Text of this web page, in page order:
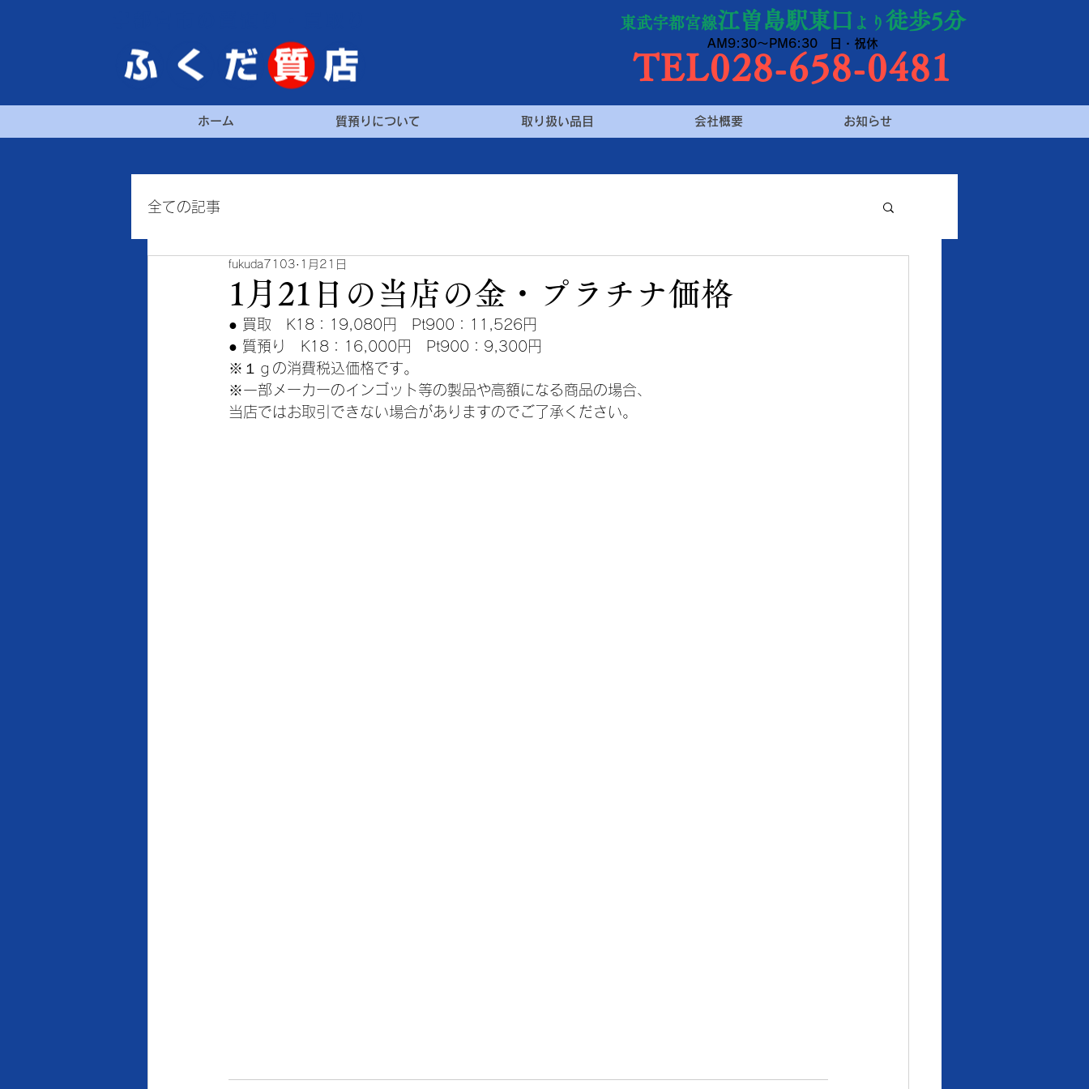
東武宇都宮線江曽島駅東口 より 徒歩5分
AM9:30～PM6:30 日・祝休
TEL028-658-0481
ホーム 質預りについて 取り扱い品目 会社概要 お知らせ
全ての記事
1月21日の当店の金・プラチナ価格
fukuda7103 1月21日
● 買取　K18：19,080円　Pt900：11,526円
● 質預り　K18：16,000円　Pt900：9,300円
※１ｇの消費税込価格です。
※一部メーカーのインゴット等の製品や高額になる商品の場合、
当店ではお取引できない場合がありますのでご了承ください。